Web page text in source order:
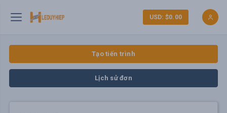
USD: $0.00
Tạo tiến trình
Lịch sử đơn